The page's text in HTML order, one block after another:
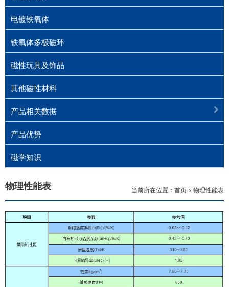
电镀铁氧体
铁氧体多极磁环
磁性玩具及饰品
其他磁性材料
产品相关数据
产品优势
磁学知识
物理性能表 当前所在位置： 首页 > 物理性能表